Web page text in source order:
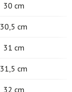
30 cm
30,5 cm
31 cm
31,5 cm
32 cm